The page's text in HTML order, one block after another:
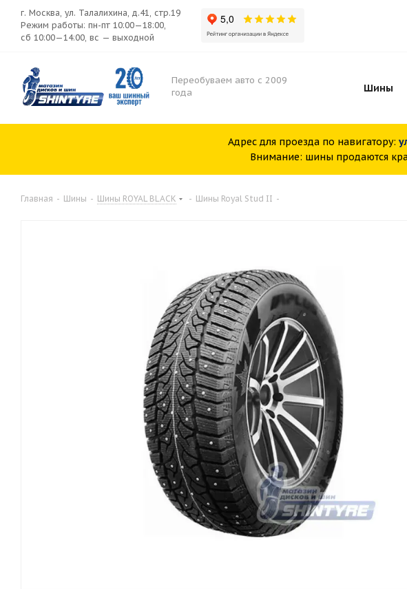
г. Москва, ул. Талалихина, д.41, стр.19
Режим работы: пн-пт 10:00—18:00,
сб 10:00—14:00, вс — выходной
Переобуваем авто с 2009
года
Шины
Адрес для проезда по навигатору:
Внимание: шины продаются
Главная - Шины - Шины ROYAL BLACK - Шины Royal Stud II -